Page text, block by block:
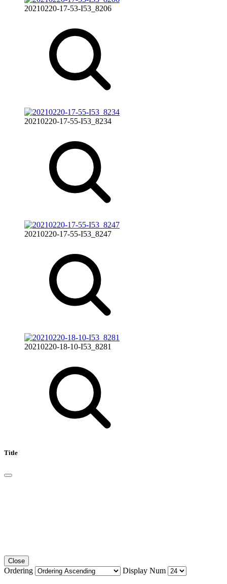
20210220-17-53-I53_8206
20210220-17-55-I53_8234
20210220-17-55-I53_8247
20210220-18-10-I53_8281
Title
Close
Ordering Display Num